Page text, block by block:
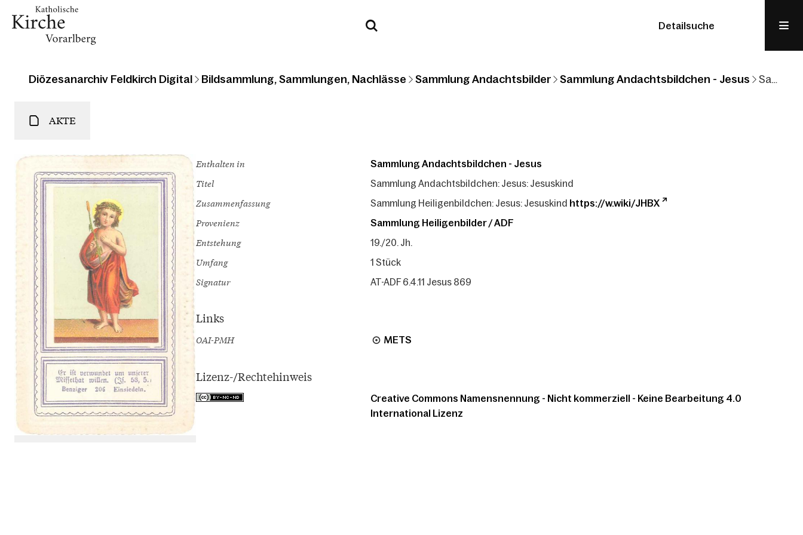
Detailsuche
Diözesanarchiv Feldkirch Digital Bildsammlung, Sammlungen, Nachlässe Sammlung Andachtsbilder Sammlung Andachtsbildchen - Jesus Sammlung Andachtsbildchen: Jesus: Jesuskind
AKTE
Enthalten in Sammlung Andachtsbildchen - Jesus
Titel Sammlung Andachtsbildchen: Jesus: Jesuskind
Zusammenfassung Sammlung Heiligenbildchen: Jesus: Jesuskind https://w.wiki/JHBX
Provenienz Sammlung Heiligenbilder / ADF
Entstehung 19./20. Jh.
Umfang 1 Stück
Signatur AT-ADF 6.4.11 Jesus 869
Links
OAI-PMH METS
Lizenz-/Rechtehinweis
Creative Commons Namensnennung - Nicht kommerziell - Keine Bearbeitung 4.0
International Lizenz